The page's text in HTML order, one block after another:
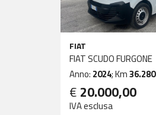
FIAT
FIAT SCUDO FURGONE
Anno: 2024; Km36.280
€ 20.000,00
IVA esclusa